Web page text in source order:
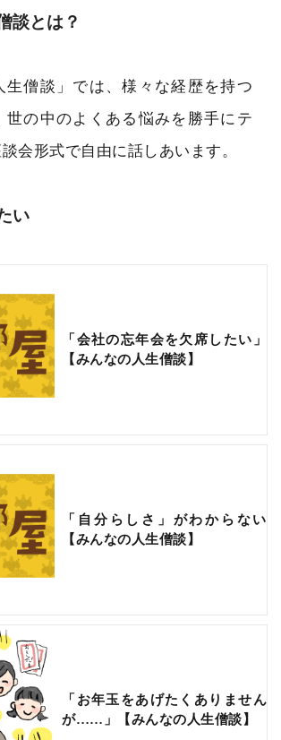
談とは？
生僧談」では、様々な経歴を持つ
世の中のよくある悩みを勝手にテ
会形式で自由に話しあいます。
い
「会社の忘年会を欠席したい」
【みんなの人生僧談】
「自分らしさ」がわからない
【みんなの人生僧談】
「お年玉をあげたくありません
が……」【みんなの人生僧談】